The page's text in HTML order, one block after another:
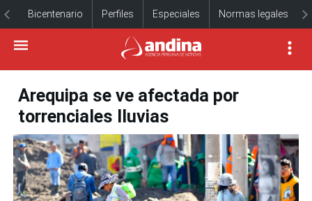
Bicentenario Perfiles Especiales Normas legales
Arequipa se ve afectada por
torrenciales lluvias